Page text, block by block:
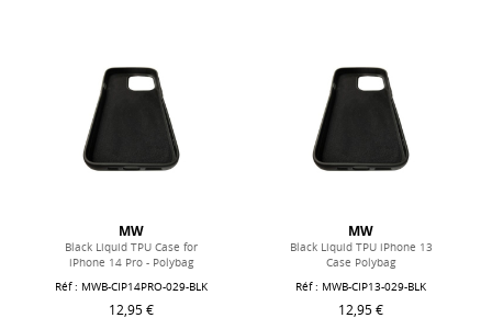
MW
Black Liquid TPU Case for
iPhone 14 Pro - Polybag
Réf : MWB-CIP14PRO-029-BLK
12,95 €
MW
Black Liquid TPU iPhone 13
Case Polybag
Réf : MWB-CIP13-029-BLK
12,95 €